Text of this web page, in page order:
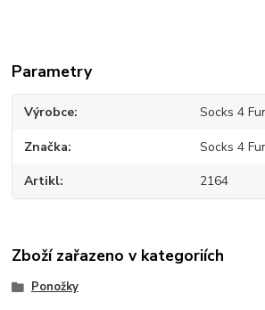
Parametry
Výrobce Socks 4
Značka Socks 4
Artikl 2164
Zboží zařazeno v kategoriích
Ponožky